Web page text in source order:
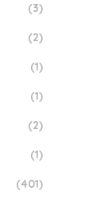
(3)
(2)
(1)
(1)
(2)
(1)
(401)